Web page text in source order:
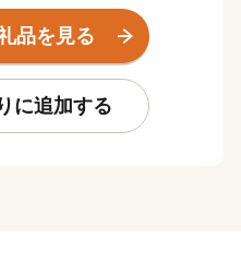
ます。
「おいしい紅茶の店」
いしい紅茶日本一のま
。
品を見る
に追加する